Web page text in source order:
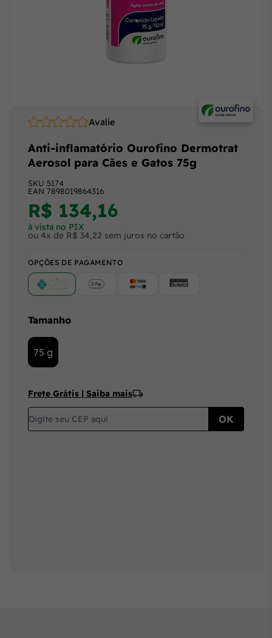
Avalie
SKU 5174
EAN 7898019864316
Anti-inflamatório Ourofino Dermotrat
Aerosol para Cães e Gatos 75g
R$ 134,16
à vista no PIX
ou 4x de R$ 34,22 sem juros no cartão
OPÇÕES DE PAGAMENTO
Google Pay (Crédito/Débito)
Cartão Boleto
Frete Grátis | Saiba mais
Tamanho
75 g